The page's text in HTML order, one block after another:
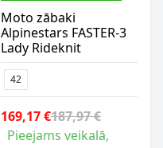
Moto zābaki
Alpinestars FASTER-3
Lady Rideknit
42
169,17 €187,97 €
Pieejams veikalā,